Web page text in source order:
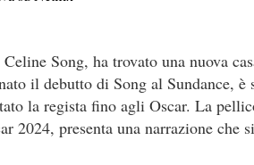
Song, ha trovato una nuova
il debutto di Song al Sundance,
la regista fino agli Oscar. La
2024, presenta una narrazione che